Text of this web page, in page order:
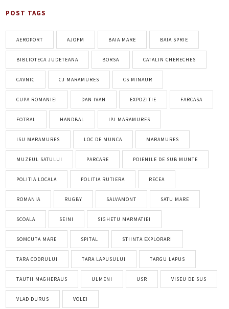
POST TAGS
AEROPORT AJOFM BAIA MARE BAIA SPRIE
BIBLIOTECA JUDETEANA BORSA CATALIN CHERECHES
CAVNIC CJ MARAMURES CS MINAUR
CUPA ROMANIEI DAN IVAN EXPOZITIE FARCASA
FOTBAL HANDBAL IPJ MARAMURES
ISU MARAMURES LOC DE MUNCA MARAMURES
MUZEUL SATULUI PARCARE POIENILE DE SUB MUNTE
POLITIA LOCALA POLITIA RUTIERA RECEA
ROMANIA RUGBY SALVAMONT SATU MARE
SCOALA SEINI SIGHETU MARMATIEI
SOMCUTA MARE SPITAL STIINTA EXPLORARI
TARA CODRULUI TARA LAPUSULUI TARGU LAPUS
TAUTII MAGHERAUS ULMENI USR VISEU DE SUS
VLAD DURUS VOLEI